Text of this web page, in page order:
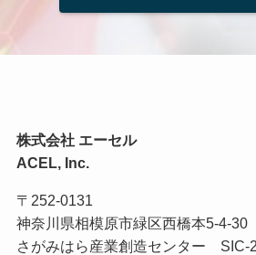
株式会社 エーセル
ACEL, Inc.
〒252-0131
神奈川県相模原市緑区西橋本5-4-30
さがみはら産業創造センター SIC-